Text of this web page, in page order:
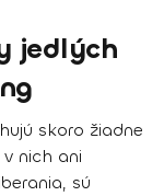
jedlých
skoro žiadne
nich ani
sú